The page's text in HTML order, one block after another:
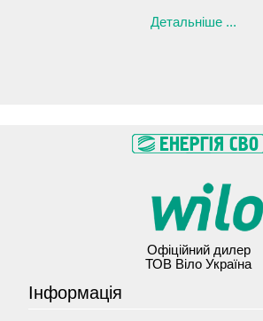
Детальніше ...
Офіційний дилер
ТОВ Віло Україна
Інформація